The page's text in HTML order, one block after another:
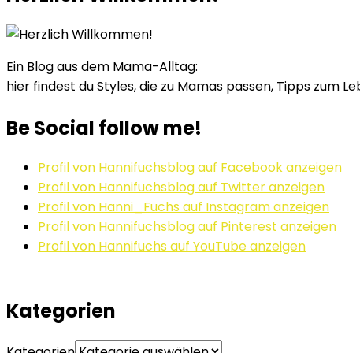
Ein Blog aus dem Mama-Alltag:
hier findest du Styles, die zu Mamas passen, Tipps zum
Be Social follow me!
Profil von Hannifuchsblog auf Facebook anzeigen
Profil von Hannifuchsblog auf Twitter anzeigen
Profil von Hanni_Fuchs auf Instagram anzeigen
Profil von Hannifuchsblog auf Pinterest anzeigen
Profil von Hannifuchs auf YouTube anzeigen
Kategorien